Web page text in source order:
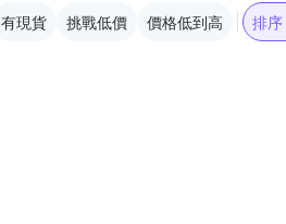
有現貨 挑戰低價 價格低到高 排序